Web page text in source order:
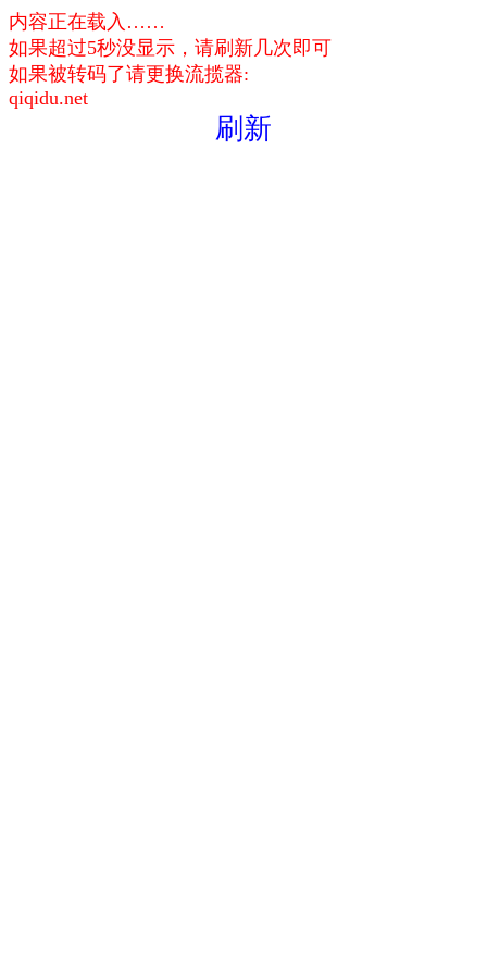
内容正在载入……
如果超过5秒没显示，请刷新几次即可
如果被转码了请更换流揽器:
qiqidu.net
刷新